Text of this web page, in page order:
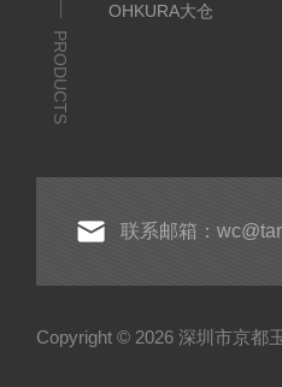
PRODUCTS
OHKURA大仓
联系邮箱：
Copyright © 2026 深圳市京都